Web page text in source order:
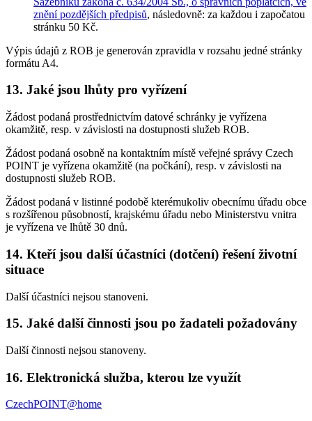
znění pozdějších předpisů, následovně: za každou i započatou
stránku 50 Kč.
Výpis údajů z ROB je generován zpravidla v rozsahu jedné stránky
formátu A4.
13. Jaké jsou lhůty pro vyřízení
Žádost podaná prostřednictvím datové schránky je vyřízena
okamžitě, resp. v závislosti na dostupnosti služeb ROB.
Žádost podaná osobně na kontaktním místě veřejné správy Czech
POINT je vyřízena okamžitě (na počkání), resp. v závislosti na
dostupnosti služeb ROB.
Žádost podaná v listinné podobě kterémukoliv obecnímu úřadu obce
s rozšířenou působností, krajskému úřadu nebo Ministerstvu vnitra
je vyřízena ve lhůtě 30 dnů.
14. Kteří jsou další účastníci (dotčení) řešení životní
situace
Další účastníci nejsou stanoveni.
15. Jaké další činnosti jsou po žadateli požadovány
Další činnosti nejsou stanoveny.
16. Elektronická služba, kterou lze využít
CzechPOINT@home